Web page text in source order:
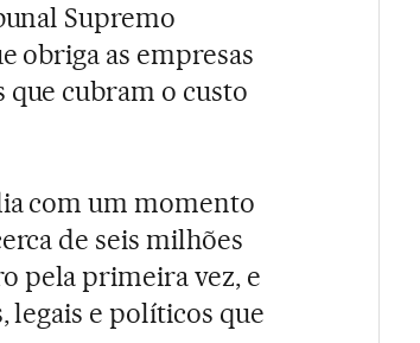
Supremo
obriga as empresas
que cubram o custo
com um momento
de seis milhões
pela primeira vez, e
legais e políticos que